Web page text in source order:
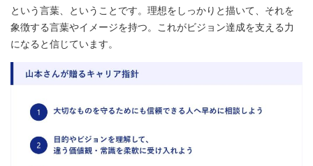
という言葉、ということです。理想をしっかりと描いて、それを
象徴する言葉やイメージを持つ。これがビジョン達成を支える力
になると信じています。